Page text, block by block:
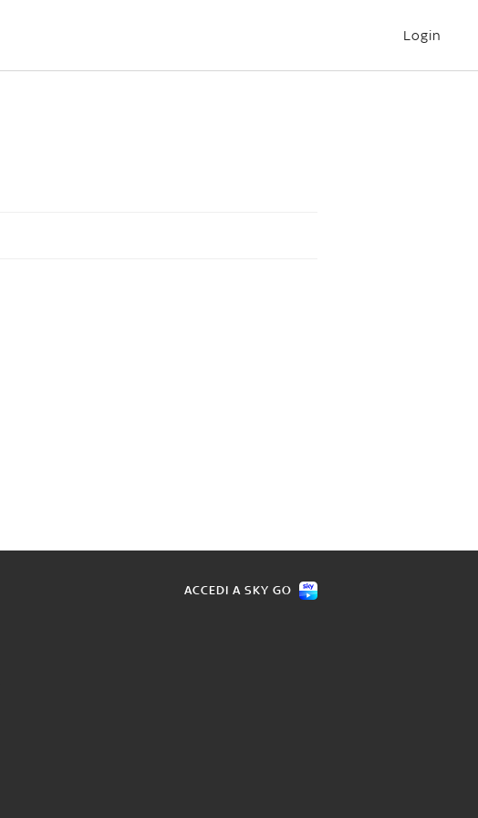
Login
ACCEDI A SKY GO